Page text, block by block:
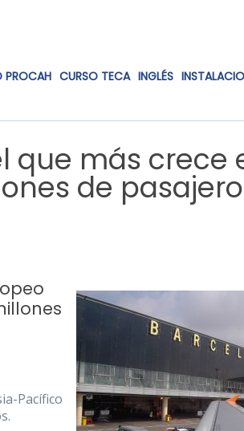
PROCAH CURSO TECA INGLÉS
que más crece
de
Pacífico